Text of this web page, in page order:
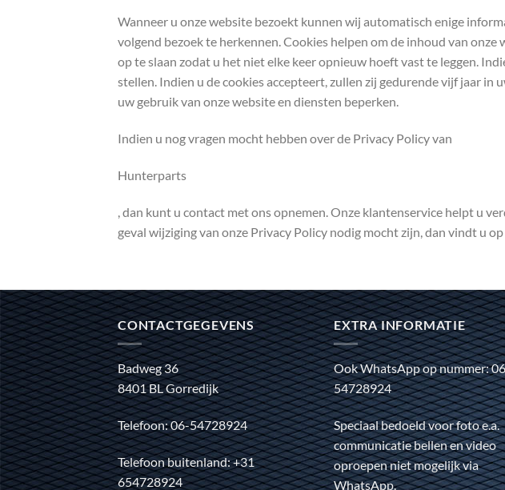
Wanneer u onze website bezoekt kunnen wij automatisch enige
volgend bezoek te herkennen. Cookies helpen om de inhoud van
op te slaan zodat u het niet elke keer opnieuw hoeft vast te leggen.
stellen. Indien u de cookies accepteert, zullen zij gedurende vijf jaar
uw gebruik van onze website en diensten beperken.
Indien u nog vragen mocht hebben over de Privacy Policy van
Hunterparts
, dan kunt u contact met ons opnemen. Onze klantenservice helpt u
geval wijziging van onze Privacy Policy nodig mocht zijn, dan vindt u
CONTACTGEGEVENS
Badweg 36
8401 BL Gorredijk
Telefoon: 06-54728924
Telefoon buitenland: +31
654728924
EXTRA INFORMATIE
Ook WhatsApp op nummer:
54728924
Speciaal bedoeld voor foto e.a.
communicatie bellen en video
oproepen niet mogelijk via
WhatsApp.